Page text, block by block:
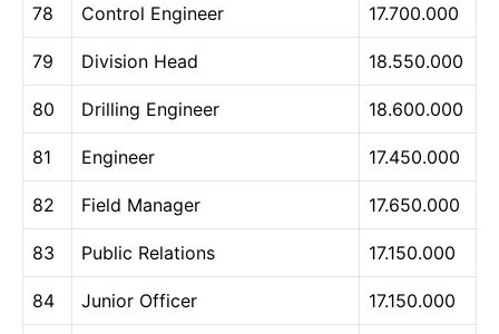
78 Control Engineer 17.700.000
79 Division Head 18.550.000
80 Drilling Engineer 18.600.000
81 Engineer 17.450.000
82 Field Manager 17.650.000
83 Public Relations 17.150.000
84 Junior Officer 17.150.000